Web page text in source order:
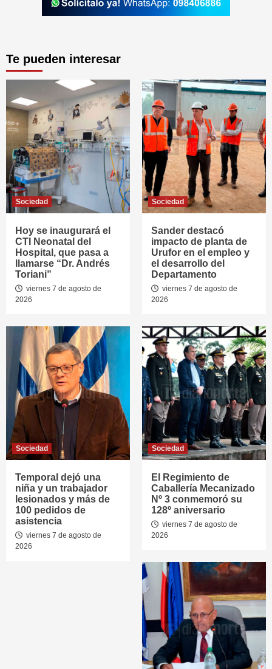
Te pueden interesar
Sociedad
Hoy se inaugurará el
CTI Neonatal del
Hospital, que pasa a
llamarse “Dr. Andrés
Toriani”
viernes 7 de agosto de
2026
Sociedad
Sander destacó
impacto de planta de
Urufor en el empleo y
el desarrollo del
Departamento
viernes 7 de agosto de
2026
Sociedad
Temporal dejó una
niña y un trabajador
lesionados y más de
100 pedidos de
asistencia
viernes 7 de agosto de
2026
Sociedad
El Regimiento de
Caballería Mecanizado
Nº 3 conmemoró su
128º aniversario
viernes 7 de agosto de
2026